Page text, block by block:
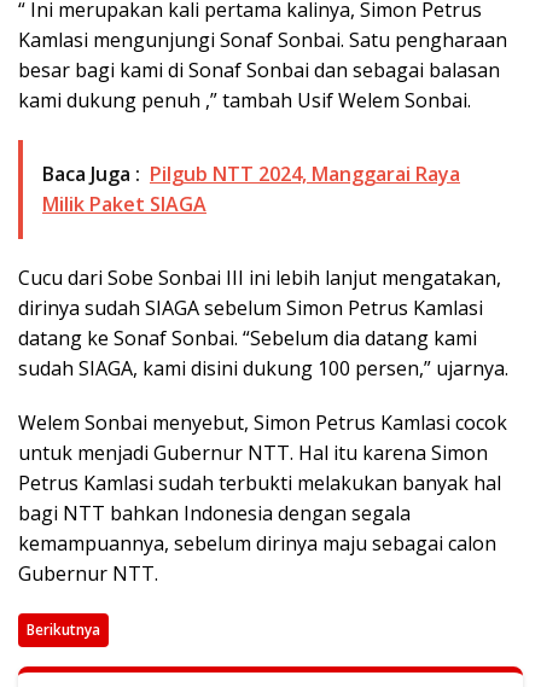
“ Ini merupakan kali pertama kalinya, Simon Petrus
Kamlasi mengunjungi Sonaf Sonbai. Satu pengharaan
besar bagi kami di Sonaf Sonbai dan sebagai balasan
kami dukung penuh ,” tambah Usif Welem Sonbai.
Baca Juga : Pilgub NTT 2024, Manggarai Raya
Milik Paket SIAGA
Cucu dari Sobe Sonbai III ini lebih lanjut mengatakan,
dirinya sudah SIAGA sebelum Simon Petrus Kamlasi
datang ke Sonaf Sonbai. “Sebelum dia datang kami
sudah SIAGA, kami disini dukung 100 persen,” ujarnya.
Welem Sonbai menyebut, Simon Petrus Kamlasi cocok
untuk menjadi Gubernur NTT. Hal itu karena Simon
Petrus Kamlasi sudah terbukti melakukan banyak hal
bagi NTT bahkan Indonesia dengan segala
kemampuannya, sebelum dirinya maju sebagai calon
Gubernur NTT.
Berikutnya